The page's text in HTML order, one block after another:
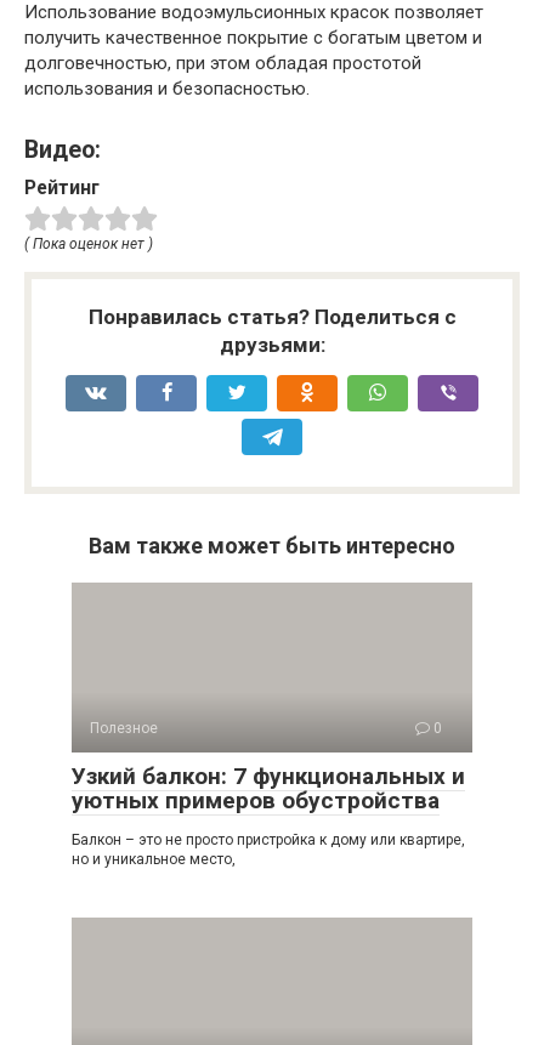
Использование водоэмульсионных красок позволяет
получить качественное покрытие с богатым цветом и
долговечностью, при этом обладая простотой
использования и безопасностью.
Видео:
Рейтинг
( Пока оценок нет )
Понравилась статья? Поделиться с
друзьями:
Вам также может быть интересно
Полезное 0
Узкий балкон: 7 функциональных и
уютных примеров обустройства
Балкон – это не просто пристройка к дому или квартире,
но и уникальное место,